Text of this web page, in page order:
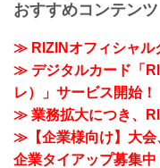
おすすめコンテンツ
≫ RIZINオフィシャル
≫ デジタルカード「
レ）」サービス開始！
≫ 業務拡大につき、
≫【企業様向け】大会
企業タイアップ募集中